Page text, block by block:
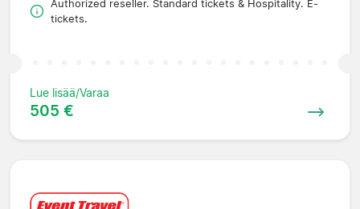
Authorized reseller. Standard tickets & Hospitality. E-
tickets.
Lue lisää/Varaa
505 €